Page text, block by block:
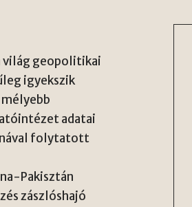
világ geopolitikai
igyekszik
adatai
folytatott
Pakisztán
zászlóshajó